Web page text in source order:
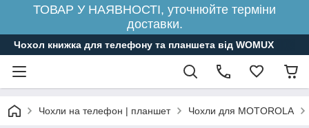
ТОВАР У НАЯВНОСТІ, уточнюйте терміни
доставки.
Чохол книжка для телефону та планшета від WOMUX
Чохли на телефон | планшет Чохли для MOTOROLA